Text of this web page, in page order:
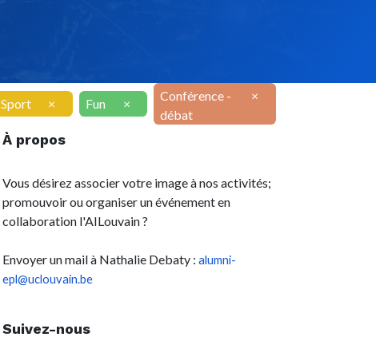
Sport × Fun ×
Conférence -
débat
×
À propos
Vous désirez associer votre image à nos activités;
promouvoir ou organiser un événement en
collaboration l'AILouvain ?
Envoyer un mail à Nathalie Debaty : alumni-
epl@uclouvain.be
Suivez-nous